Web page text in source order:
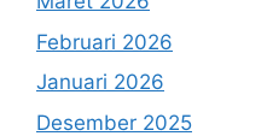
Februari 2026
Januari 2026
Desember 2025